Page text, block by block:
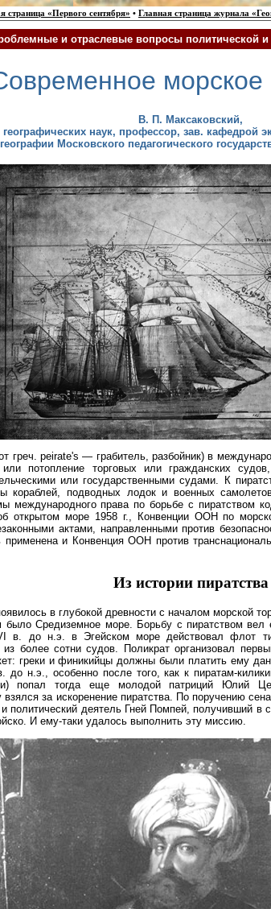
страница «Первого сентября» • Главная страница журнала
и отраслевые вопросы политической и
морское
В. П. Максаковский,
географических наук, профессор, зав. кафедрой
географии Московского педагогического
греч. peirate's — грабитель, разбойник) в
или потопление торговых или гражданских
или государственными судами. К
кораблей, подводных лодок и военных
международного права по борьбе с пиратством
открытом море 1958 г., Конвенции ООН по
актами, направленными против
и Конвенция ООН против
Из истории пиратства
в глубокой древности с началом морской
было Средиземное море. Борьбу с пиратством вел
в. до н.э. в Эгейском море действовал флот
из более сотни судов. Поликрат организовал
греки и финикийцы должны были платить ему
до н.э., особенно после того, как к пиратам-
попал тогда еще молодой патриций Юлий
за искоренение пират­ства. По поручению
политический деятель Гней Помпей, получивший в
И ему-таки удалось выполнить эту миссию.